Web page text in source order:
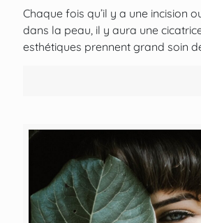
Chaque fois qu’il y a une incision
dans la peau, il y aura une
esthétiques prennent grand soin